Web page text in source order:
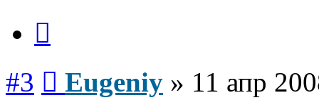
#3 Eugeniy » 11 апр